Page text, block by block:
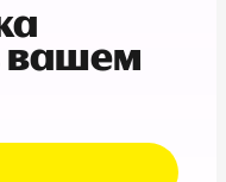
вашем